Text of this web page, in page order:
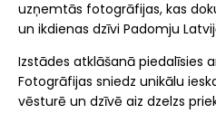
uzņemtās fotogrāfijas, kas
un ikdienas dzīvi Padomju
Izstādes atklāšanā piedalīsies
Fotogrāfijas sniedz unikālu
vēsturē un dzīvē aiz dzelzs